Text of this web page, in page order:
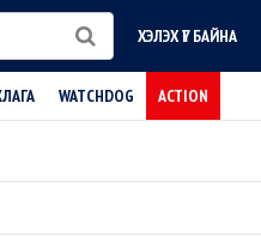
ХЭЛЭХ ҮГ БАЙНА
WATCHDOG ACTION